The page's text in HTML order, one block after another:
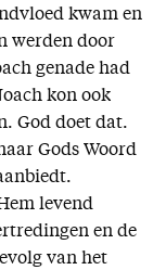
kwam en
werden door
genade had
kon ook
God doet dat.
Gods Woord
levend
en de
van het